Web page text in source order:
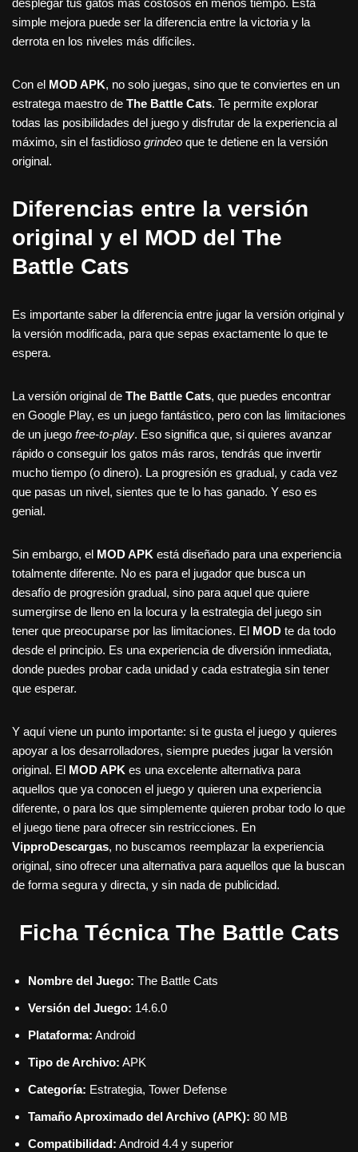
desplegar tus gatos más costosos en menos tiempo. Esta
simple mejora puede ser la diferencia entre la victoria y la
derrota en los niveles más difíciles.
Con el MOD APK, no solo juegas, sino que te conviertes en un
estratega maestro de The Battle Cats. Te permite explorar
todas las posibilidades del juego y disfrutar de la experiencia al
máximo, sin el fastidioso grindeo que te detiene en la versión
original.
Diferencias entre la versión
original y el MOD del The
Battle Cats
Es importante saber la diferencia entre jugar la versión original y
la versión modificada, para que sepas exactamente lo que te
espera.
La versión original de The Battle Cats, que puedes encontrar
en Google Play, es un juego fantástico, pero con las limitaciones
de un juego free-to-play. Eso significa que, si quieres avanzar
rápido o conseguir los gatos más raros, tendrás que invertir
mucho tiempo (o dinero). La progresión es gradual, y cada vez
que pasas un nivel, sientes que te lo has ganado. Y eso es
genial.
Sin embargo, el MOD APK está diseñado para una experiencia
totalmente diferente. No es para el jugador que busca un
desafío de progresión gradual, sino para aquel que quiere
sumergirse de lleno en la locura y la estrategia del juego sin
tener que preocuparse por las limitaciones. El MOD te da todo
desde el principio. Es una experiencia de diversión inmediata,
donde puedes probar cada unidad y cada estrategia sin tener
que esperar.
Y aquí viene un punto importante: si te gusta el juego y quieres
apoyar a los desarrolladores, siempre puedes jugar la versión
original. El MOD APK es una excelente alternativa para
aquellos que ya conocen el juego y quieren una experiencia
diferente, o para los que simplemente quieren probar todo lo que
el juego tiene para ofrecer sin restricciones. En
VipproDescargas, no buscamos reemplazar la experiencia
original, sino ofrecer una alternativa para aquellos que la buscan
de forma segura y directa, y sin nada de publicidad.
Ficha Técnica The Battle Cats
Nombre del Juego: The Battle Cats
Versión del Juego: 14.6.0
Plataforma: Android
Tipo de Archivo: APK
Categoría: Estrategia, Tower Defense
Tamaño Aproximado del Archivo (APK): 80 MB
Compatibilidad: Android 4.4 y superior